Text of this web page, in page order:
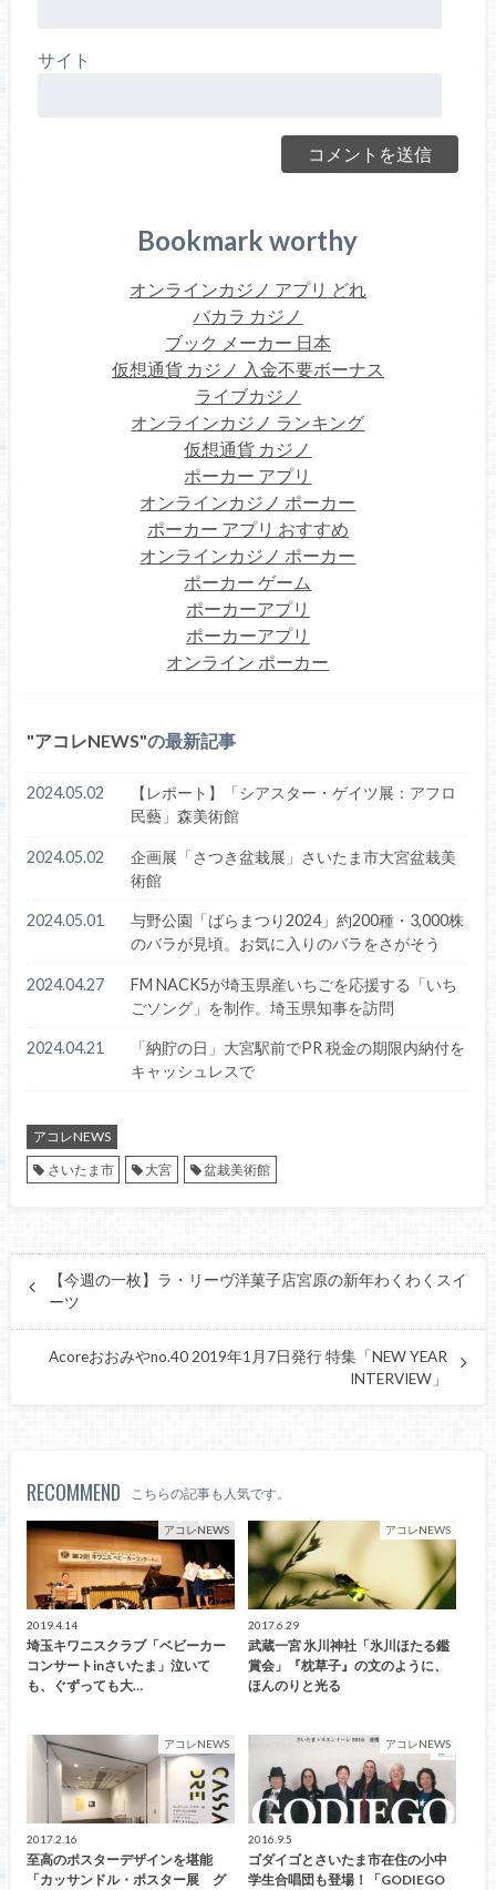
サイト
Bookmark worthy
オンラインカジノ アプリ どれ
バカラ カジノ
ブック メーカー 日本
仮想通貨 カジノ 入金不要ボーナス
ライブカジノ
オンラインカジノ ランキング
仮想通貨 カジノ
ポーカー アプリ
オンラインカジノ ポーカー
ポーカー アプリ おすすめ
オンラインカジノ ポーカー
ポーカー ゲーム
ポーカーアプリ
ポーカーアプリ
オンライン ポーカー
アコレNEWS の最新記事
2024.05.02
【レポート】「シアスター・ゲイツ展：アフロ
民藝」森美術館
2024.05.02
企画展「さつき盆栽展」さいたま市大宮盆栽美
術館
2024.05.01
与野公園「ばらまつり2024」約200種・3,000株
のバラが見頃。お気に入りのバラをさがそう
2024.04.27
FM NACK5が埼玉県産いちごを応援する「いち
ごソング」を制作。埼玉県知事を訪問
2024.04.21
「納貯の日」大宮駅前でPR 税金の期限内納付を
キャッシュレスで
アコレNEWS
さいたま市
大宮 盆栽美術館
【今週の一枚】ラ・リーヴ洋菓子店宮原の新年わくわくスイ
ーツ
Acoreおおみやno.40 2019年1月7日発行 特集「NEW YEAR
INTERVIEW」
RECOMMEND こちらの記事も人気です。
アコレNEWS
2019.4.14
埼玉キワニスクラブ「ベビーカー
コンサートinさいたま」泣いて
も、ぐずっても大…
アコレNEWS
2017.6.29
武蔵一宮 氷川神社「氷川ほたる鑑
賞会」『枕草子』の文のように、
ほんのりと光る
アコレNEWS
2017.2.16
至高のポスターデザインを堪能
「カッサンドル・ポスター展 グ
アコレNEWS
2016.9.5
ゴダイゴとさいたま市在住の小中
学生合唱団も登場！「GODIEGO